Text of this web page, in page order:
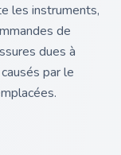
les instruments,
de
dues à
par le